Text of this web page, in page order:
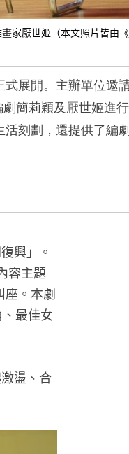
家厭世姬（本文照片皆由
展開。主辦單位邀
簡莉穎及厭世姬進行
刻劃，還提供了編
興」。
容主題
座。本劇
最佳女
盪、合